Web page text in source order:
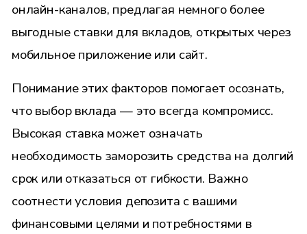
онлайн-каналов, предлагая немного более
выгодные ставки для вкладов, открытых через
мобильное приложение или сайт.
Понимание этих факторов помогает осознать,
что выбор вклада — это всегда компромисс.
Высокая ставка может означать
необходимость заморозить средства на долгий
срок или отказаться от гибкости. Важно
соотнести условия депозита с вашими
финансовыми целями и потребностями в